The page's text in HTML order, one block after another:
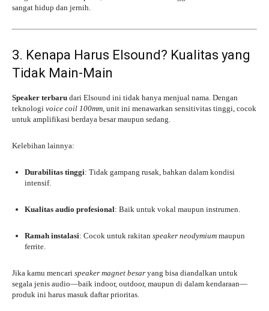
sangat hidup dan jernih.
3. Kenapa Harus Elsound? Kualitas yang
Tidak Main-Main
Speaker terbaru dari Elsound ini tidak hanya menjual nama. Dengan
teknologi voice coil 100mm, unit ini menawarkan sensitivitas tinggi, cocok
untuk amplifikasi berdaya besar maupun sedang.
Kelebihan lainnya:
Durabilitas tinggi: Tidak gampang rusak, bahkan dalam kondisi
intensif.
Kualitas audio profesional: Baik untuk vokal maupun instrumen.
Ramah instalasi: Cocok untuk rakitan speaker neodymium maupun
ferrite.
Jika kamu mencari speaker magnet besar yang bisa diandalkan untuk
segala jenis audio—baik indoor, outdoor, maupun di dalam kendaraan—
produk ini harus masuk daftar prioritas.